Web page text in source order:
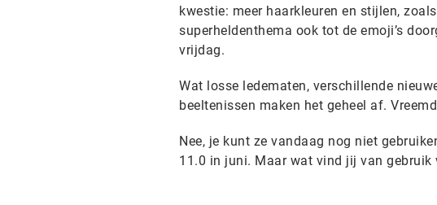
kwestie: meer haarkleuren en stijlen,
superheldenthema ook tot de emoji’s
vrijdag.
Wat losse ledematen, verschillende
beeltenissen maken het geheel af.
Nee, je kunt ze vandaag nog niet
11.0 in juni. Maar wat vind jij van gebruik